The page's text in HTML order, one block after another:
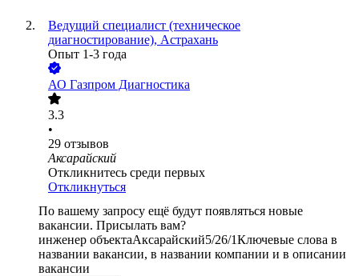
Ведущий специалист (техническое
диагностирование), Астрахань
Опыт 1-3 года
АО Газпром Диагностика
3.3
•
29 отзывов
Аксарайский
Откликнитесь среди первых
Откликнуться
По вашему запросу ещё будут появляться новые
вакансии. Присылать вам?
инженер объектаАксарайский5/26/1Ключевые слова в
названии вакансии, в названии компании и в описании
вакансии